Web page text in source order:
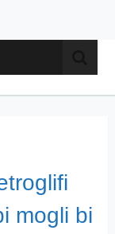
mogli bi